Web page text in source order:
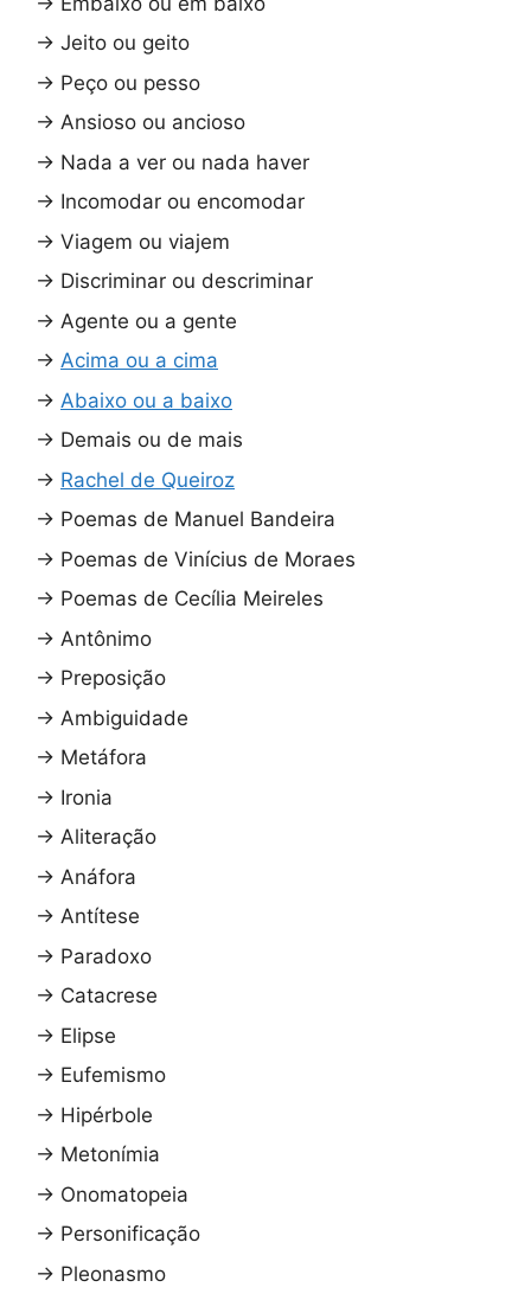
→ Jeito ou geito
→ Peço ou pesso
→ Ansioso ou ancioso
→ Nada a ver ou nada haver
→ Incomodar ou encomodar
→ Viagem ou viajem
→ Discriminar ou descriminar
→ Agente ou a gente
→ Acima ou a cima
→ Abaixo ou a baixo
→ Demais ou de mais
→ Rachel de Queiroz
→ Poemas de Manuel Bandeira
→ Poemas de Vinícius de Moraes
→ Poemas de Cecília Meireles
→ Antônimo
→ Preposição
→ Ambiguidade
→ Metáfora
→ Ironia
→ Aliteração
→ Anáfora
→ Antítese
→ Paradoxo
→ Catacrese
→ Elipse
→ Eufemismo
→ Hipérbole
→ Metonímia
→ Onomatopeia
→ Personificação
→ Pleonasmo